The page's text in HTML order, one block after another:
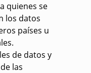
quienes se
los datos
países u
de datos y
las